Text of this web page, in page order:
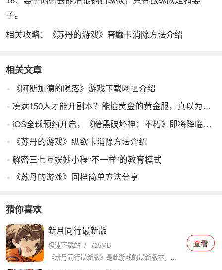
子。
相关攻略：《苏丹的游戏》奢靡卡消除方法介绍
相关文章
《阿斯加德的陨落》游戏下载网址介绍
凑满150人才能开副本？能捡黄金的黄金服，真以为自己是中国第一了？
iOS全球预约开启，《暗黑破坏神：不朽》即将降临中国
《苏丹的游戏》纵欲卡消除方法介绍
解密三七互娱妙小程“不一样”的教育模式
《苏丹的游戏》回档简单方法分享
猜你喜欢
新月同行最新版
极速下载站 / 715MB
查看